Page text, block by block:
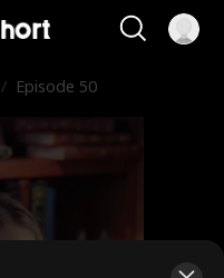
/ Episode 50